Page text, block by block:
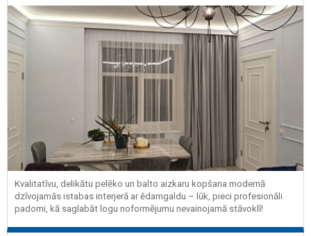
Kvalitatīvu, delikātu pelēko un balto aizkaru kopšana modernā
dzīvojamās istabas interjerā ar ēdamgaldu – lūk, pieci profesionāli
padomi, kā saglabāt logu noformējumu nevainojamā stāvoklī!